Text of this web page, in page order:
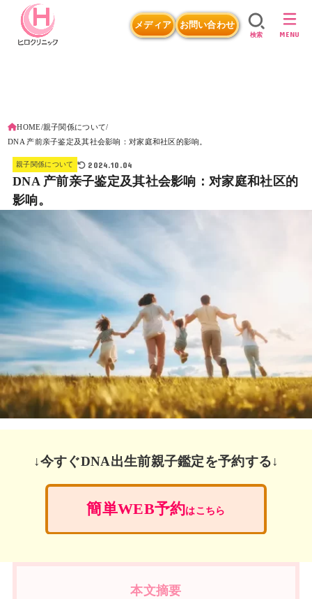
メディア お問い合わせ
検索 MENU
HOME 親子関係について
DNA 产前亲子鉴定及其社会影响：对家庭和社区的影响。
親子関係について 2024.10.04
DNA 产前亲子鉴定及其社会影响：对家庭和社区的
影响。
↓今すぐDNA出生前親子鑑定を予約する↓
簡単WEB予約はこちら
本文摘要